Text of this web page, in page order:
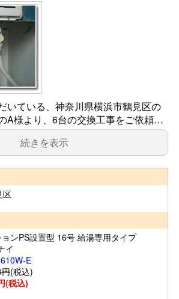
いている、神奈川県横浜市鶴見区の
A様より、6台の交換工事をご依頼…
続きを表示
区
ョンPS設置型 16号 給湯専用タイプ
イ
E
(税込)
(税込)